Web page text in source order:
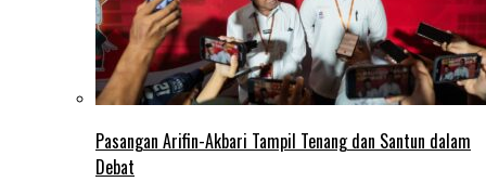
Pasangan Arifin-Akbari Tampil Tenang dan Santun dalam
Debat